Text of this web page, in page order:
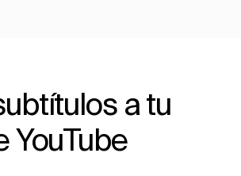
a tu
YouTube